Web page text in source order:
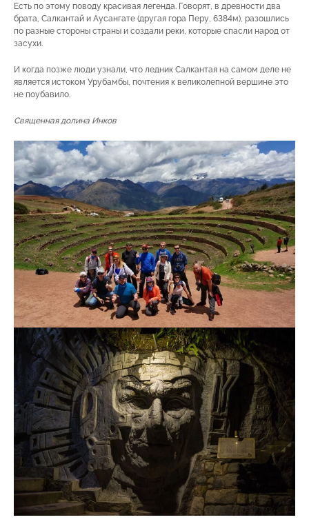
Есть по этому поводу красивая легенда. Говорят, в древности два
брата, Салкантай и Аусангате (другая гора Перу, 6384м), разошлись
по разные стороны страны и создали реки, которые спасли народ от
засухи.
И когда позже люди узнали, что ледник Салкантая на самом деле не
является истоком Урубамбы, почтения к великолепной вершине это
не поубавило.
Священная долина Инков